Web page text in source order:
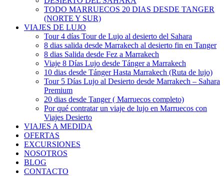
TODO MARRUECOS 20 DIAS DESDE TANGER
(NORTE Y SUR)
VIAJES DE LUJO
Tour 4 días Tour de Lujo al desierto del Sahara
8 dias salida desde Marrakech al desierto fin en Tanger
8 dias Salida desde Fez a Marrakech
Viaje 8 Días Lujo desde Tánger a Marrakech
10 dias desde Tánger Hasta Marrakech (Ruta de lujo)
Tour 5 Días Lujo al Desierto desde Marrakech – Sahara
Premium
20 dias desde Tanger ( Marruecos completo)
Por qué contratar un viaje de lujo en Marruecos con
Viajes Desierto
VIAJES A MEDIDA
OFERTAS
EXCURSIONES
NOSOTROS
BLOG
CONTACTO